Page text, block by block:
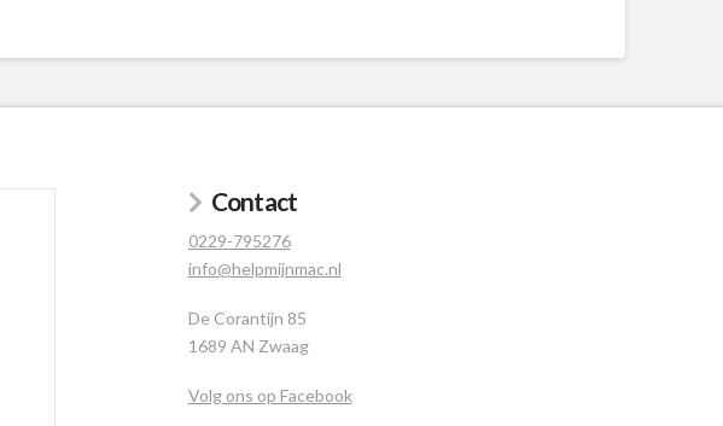
Contact
0229-795276
info@helpmijnmac.nl
De Corantijn 85
1689 AN Zwaag
Volg ons op Facebook